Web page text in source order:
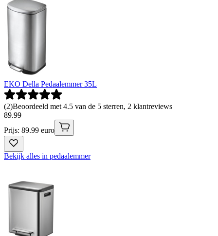
EKO Della Pedaalemmer 35L
(2)Beoordeeld met 4.5 van de 5 sterren, 2 klantreviews
89.99
Prijs: 89.99 euro
Bekijk alles in pedaalemmer